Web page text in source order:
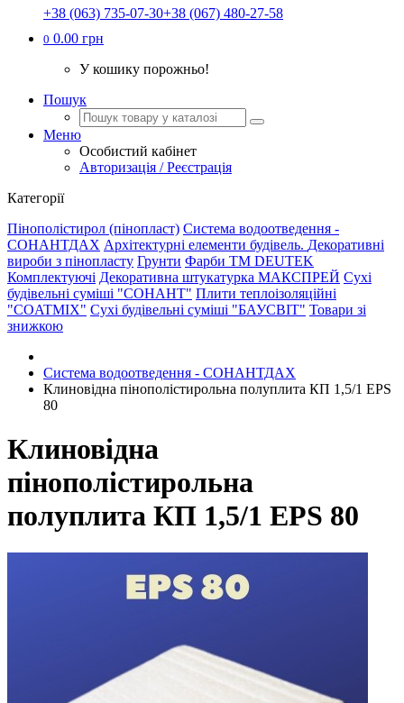
+38 (063) 735-07-30+38 (067) 480-27-58
0 0.00 грн
У кошику порожньо!
Пошук
Меню
Особистий кабінет
Авторизація / Реєстрація
Категорії
Пінополістирол (пінопласт) Система водоотведення -
СОНАНТДАХ Архітектурні елементи будівель. Декоративні
вироби з пінопласту Грунти Фарби ТМ DEUTEK
Комплектуючі Декоративна штукатурка МАКСПРЕЙ Сухі
будівельні суміші "СОНАНТ" Плити теплоізоляційні
"COATMIX" Сухі будівельні суміші "БАУСВІТ" Товари зі
знижкою
Система водоотведення - СОНАНТДАХ
Клиновідна пінополістирольна полуплита КП 1,5/1 EPS
80
Клиновідна
пінополістирольна
полуплита КП 1,5/1 EPS 80